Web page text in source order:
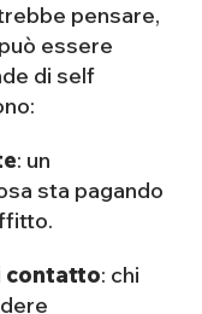
pensare,
essere
di self
: un
sta pagando
contatto: chi